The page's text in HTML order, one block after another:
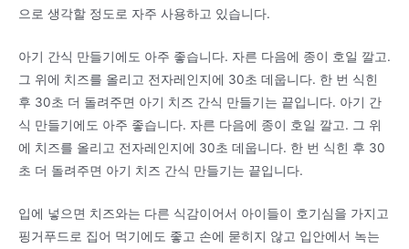
으로 생각할 정도로 자주 사용하고 있습니다.
아기 간식 만들기에도 아주 좋습니다. 자른 다음에 종이 호일 깔고.
그 위에 치즈를 올리고 전자레인지에 30초 데웁니다. 한 번 식힌
후 30초 더 돌려주면 아기 치즈 간식 만들기는 끝입니다. 아기 간
식 만들기에도 아주 좋습니다. 자른 다음에 종이 호일 깔고. 그 위
에 치즈를 올리고 전자레인지에 30초 데웁니다. 한 번 식힌 후 30
초 더 돌려주면 아기 치즈 간식 만들기는 끝입니다.
입에 넣으면 치즈와는 다른 식감이어서 아이들이 호기심을 가지고
핑거푸드로 집어 먹기에도 좋고 손에 묻히지 않고 입안에서 녹는